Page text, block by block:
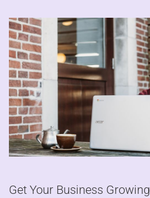
Get Your Business Growing